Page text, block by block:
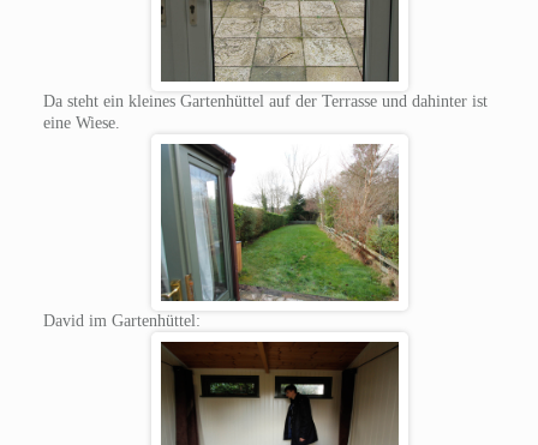
Da steht ein kleines Gartenhüttel auf der Terrasse und dahinter ist
eine Wiese.
David im Gartenhüttel: